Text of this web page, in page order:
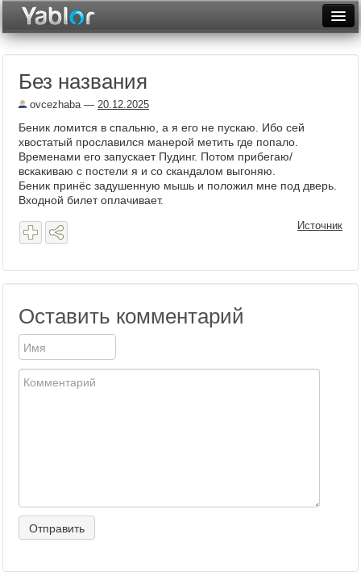
Рейтинги
Архив
Без названия
ovcezhaba— 20.12.2025
Беник ломится в спальню, а я его не пускаю. Ибо сей
хвостатый прославился манерой метить где попало.
Временами его запускает Пудинг. Потом прибегаю/
вскакиваю с постели я и со скандалом выгоняю.
Беник принёс задушенную мышь и положил мне под дверь.
Входной билет оплачивает.
Источник
Оставить комментарий